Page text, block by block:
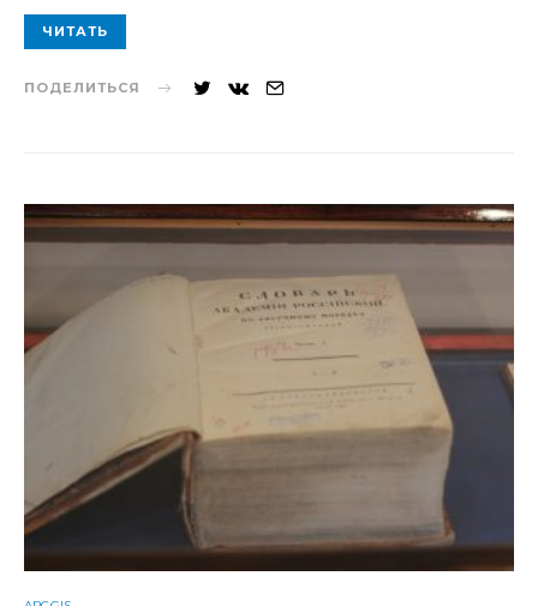
ЧИТАТЬ
ПОДЕЛИТЬСЯ